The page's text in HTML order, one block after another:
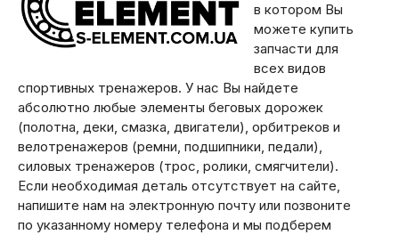
в котором Вы
можете купить
запчасти для
всех видов
спортивных тренажеров. У нас Вы найдете
абсолютно любые элементы беговых дорожек
(полотна, деки, смазка, двигатели), орбитреков и
велотренажеров (ремни, подшипники, педали),
силовых тренажеров (трос, ролики, смягчители).
Если необходимая деталь отсутствует на сайте,
напишите нам на электронную почту или позвоните
по указанному номеру телефона и мы подберем